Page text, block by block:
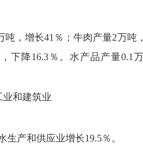
吨，增长41％；牛肉产量2万吨，
下降16.3％。 水产品产量0.1万
业和建筑业
生产和供应业增长19.5％。